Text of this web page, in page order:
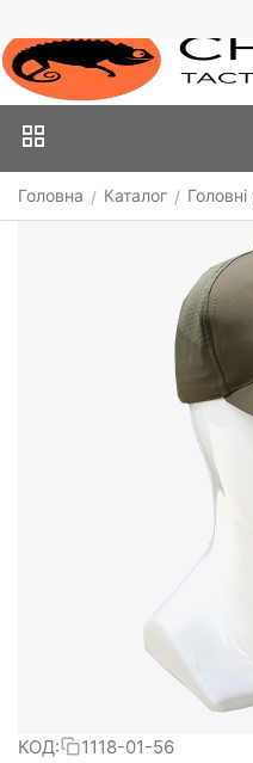
Головна / Каталог /
КОД: 1118-01-56